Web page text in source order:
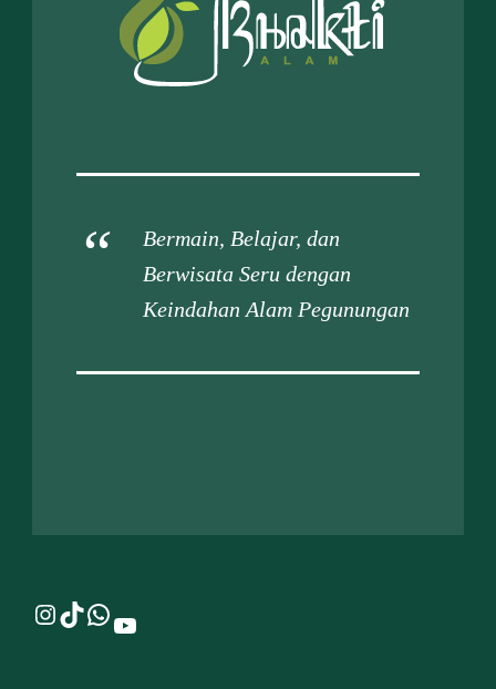
Bermain, Belajar, dan
Berwisata Seru dengan
Keindahan Alam Pegunungan
Instagram
TikTok
WhatsApp
YouTube